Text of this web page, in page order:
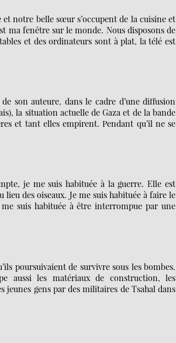
notre belle sœur s’occupent de la cuisine et
ma fenêtre sur le monde. Nous disposons de
et des ordinateurs sont à plat, la télé est
son auteure, dans le cadre d’une diffusion
la situation actuelle de Gaza et de la bande
et tant elles empirent. Pendant qu’il ne se
je me suis habituée à la guerre. Elle est
des oiseaux. Je me suis habituée à faire le
suis habituée à être interrompue par une
poursuivaient de survivre sous les bombes.
aussi les matériaux de construction, les
jeunes gens par des militaires de Tsahal dans